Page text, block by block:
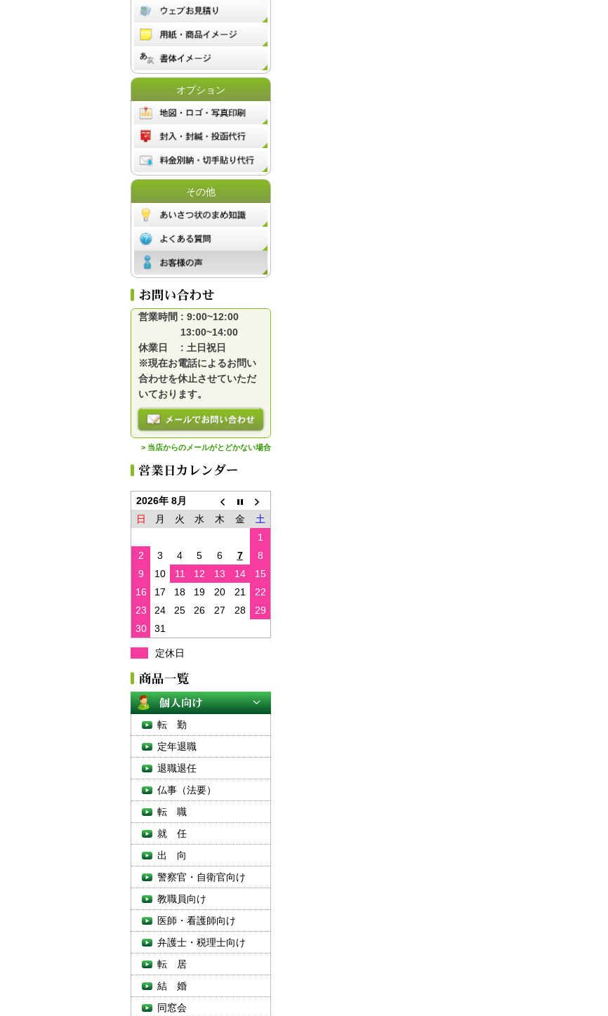
オプション
その他
営業時間 : 9:00~12:00
13:00~14:00
休業日 : 土日祝日
※現在お電話によるお問い
合わせを休止させていただ
いております。
> 当店からのメールがとどかない場合
2026年 8月
日
月 火 水 木 金
土
1
2
3 4 5 6 7
8
9
10 11 12 13 14
15
16
17 18 19 20 21
22
23
24 25 26 27 28
29
30
31
定休日
転 勤
定年退職
退職退任
仏事（法要）
転 職
就 任
出 向
警察官・自衛官向け
教職員向け
医師・看護師向け
弁護士・税理士向け
転 居
結 婚
同窓会